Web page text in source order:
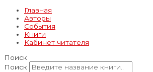
Главная
Авторы
События
Книги
Кабинет читателя
Поиск
Поиск